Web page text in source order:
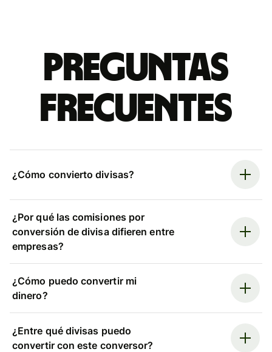
Preguntas
frecuentes
¿Cómo convierto divisas?
¿Por qué las comisiones por
conversión de divisa difieren entre
empresas?
¿Cómo puedo convertir mi
dinero?
¿Entre qué divisas puedo
convertir con este conversor?